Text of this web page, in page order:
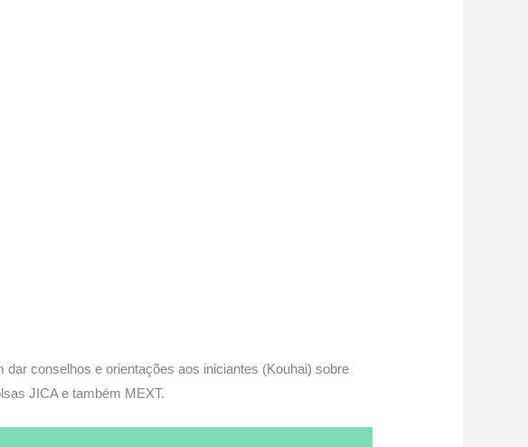
conselhos e orientações aos iniciantes (Kouhai) sobre
JICA e também MEXT.